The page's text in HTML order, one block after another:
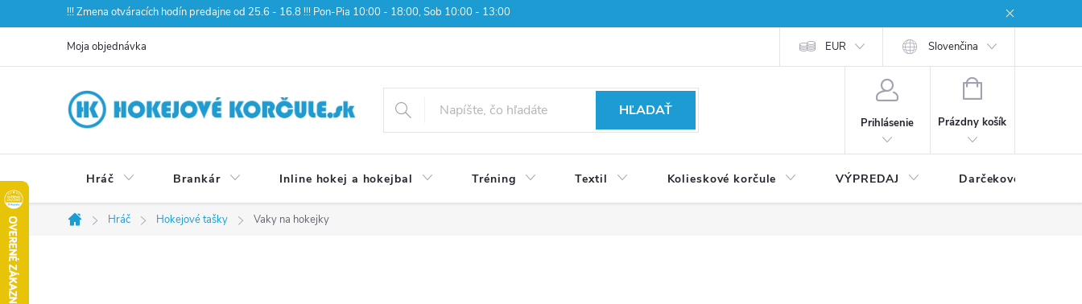
na
!!! Zmena otváracích hodín predajne od 25.6 - 16.8 !!! Pon-Pia 10:00 - 18:00, Sob 10:00 - 13:00
Moja objednávka EUR Slovenčina
HĽADAŤ
Prihlásenie
NÁKUPNÝ
Prázdny košík
Hráč Brankár Inline hokej a hokejbal Tréning Textil Kolieskové korčule VÝPREDAJ Darčekové poukážky
Domov
Hráč Hokejové tašky Vaky na hokejky